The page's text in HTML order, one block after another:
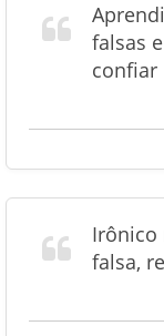
falsas
confiar
Irônico
falsa,